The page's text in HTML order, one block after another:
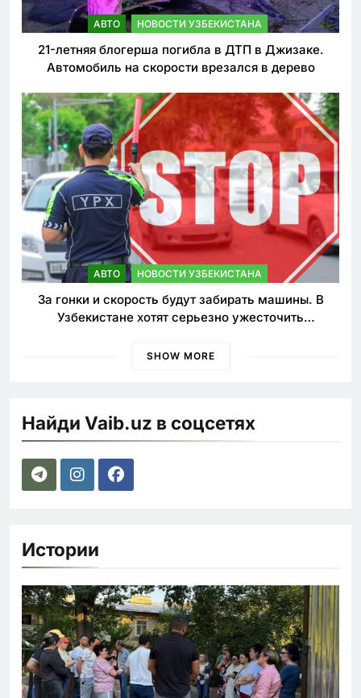
АВТО НОВОСТИ УЗБЕКИСТАНА
21-летняя блогерша погибла в ДТП в Джизаке.
Автомобиль на скорости врезался в дерево
АВТО НОВОСТИ УЗБЕКИСТАНА
За гонки и скорость будут забирать машины. В
Узбекистане хотят серьезно ужесточить
SHOW MORE
Найди Vaib.uz в соцсетях
Истории